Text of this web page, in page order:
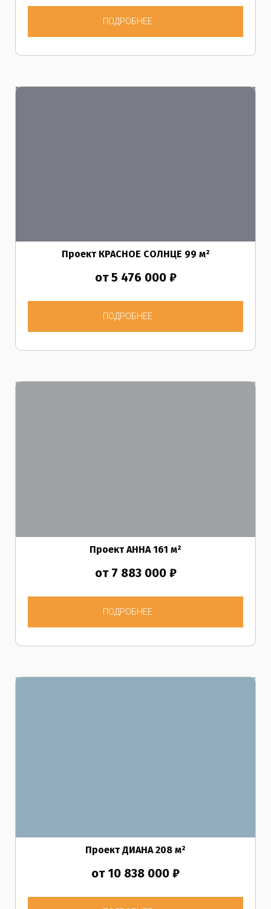
ПОДРОБНЕЕ
Проект КРАСНОЕ СОЛНЦЕ 99 м²
от 5 476 000 ₽
ПОДРОБНЕЕ
Проект АННА 161 м²
от 7 883 000 ₽
ПОДРОБНЕЕ
Проект ДИАНА208 м²
от 10 838 000 ₽